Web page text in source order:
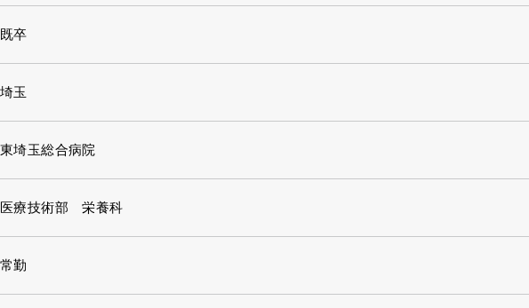
既卒
埼玉
東埼玉総合病院
医療技術部 栄養科
常勤